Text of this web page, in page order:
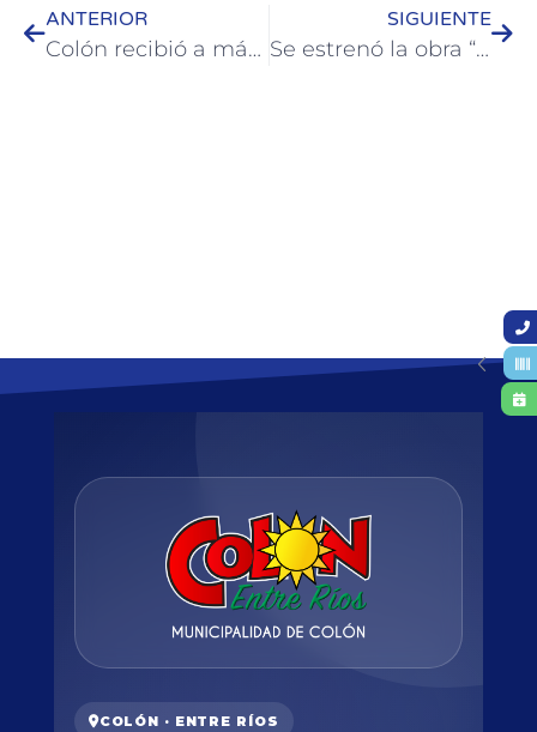
ANTERIOR
Colón recibió a más de 130 participantes de un torneo de tejo
SIGUIENTE
Se estrenó la obra “Mano a Mano” en Casa del Bicentenario
COLÓN · ENTRE RÍOS